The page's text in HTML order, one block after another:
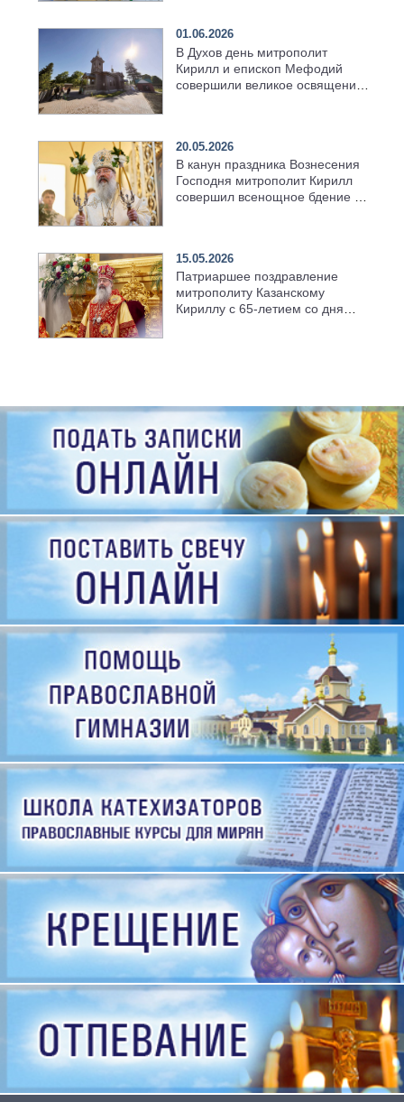
01.06.2026
В Духов день митрополит
Кирилл и епископ Мефодий
совершили великое освящение
20.05.2026
В канун праздника Вознесения
Господня митрополит Кирилл
совершил всенощное бдение в
15.05.2026
Патриаршее поздравление
митрополиту Казанскому
Кириллу с 65-летием со дня